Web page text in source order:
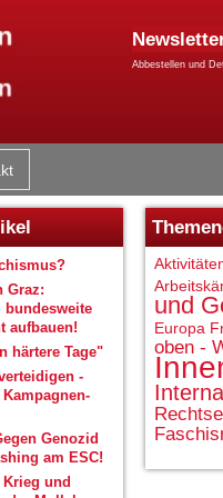
Abbestellen und
Graz:
bundesweite
aufbauen!
härtere Tage"
-
Genozid
am ESC!
Krieg und
und
Europa
oben -